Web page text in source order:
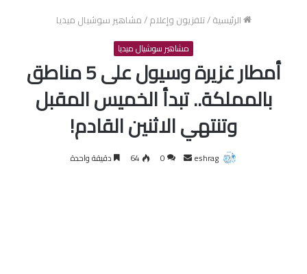
الرئيسية/تلفزيون وإعلام/مشاهير سوشيال ميديا
مشاهير سوشيال ميديا
أمطار غزيرة وسيول على 5 مناطق
بالمملكة.. تبدأ الخميس المقبل
وتنتهي الاثنين القادم!
eshrag
أرسل 0
64 دقيقة واحدة